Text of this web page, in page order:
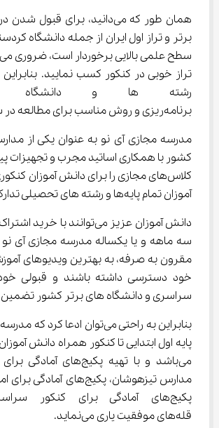
همان طور که می‌دانید، برای قبول
برتر و تراز اول ایران از جمله دانشگاه
تراز خوبی در کنکور کسب نمایید.
رشته ها و دانشگاه
برنامه‌ریزی و روش مناسب برای مطالعه در سال کنکور دارد.
مدرسه مجازی آی نو به عنوان یکی از
کشور با همکاری اساتید مجرب و تجهیزات
کلاس‌های مجازی را برای دانش آموزان
آموزان تمام پایه‌ها و رشته های تحصیلی تدارک دیده است.
سه ماهه و یا یکساله مدرسه مجازی آی نو
مقرون به صرفه، به بهترین ویدیوهای
خود دسترسی داشته باشند و قبولی
سراسری و دانشگاه های برتر کشور تضمین
بنابراین به راحتی می‌توان ادعا کرد
پایه اول ابتدایی تا کنکور همراه دانش
می‌باشد و با تهیه پکیج‌های
مدارس تیزهوشان، پکیج‌های
قله‌های موفقیت یاری می‌نماید.